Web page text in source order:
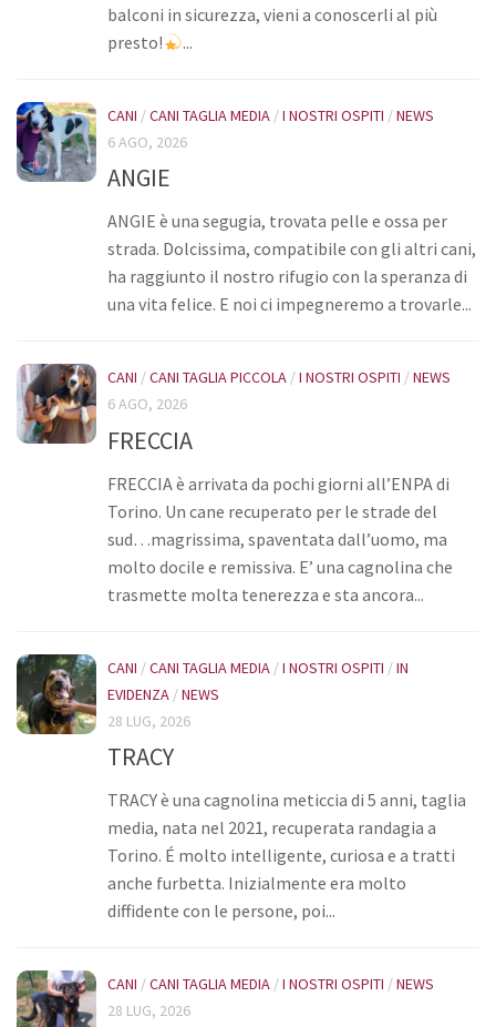
I nostri ospiti
Cani
Cani taglia grande
Cani taglia media
Cani taglia piccola
Diventa volontario
Diventa socio
Donazioni
Ambulatorio veterinario
Link
Contatti
balconi in sicurezza, vieni a conoscerli al più
presto!
...
CANI /CANI TAGLIA MEDIA /I NOSTRI OSPITI /NEWS
6 AGO, 2026
ANGIE
ANGIE è una segugia, trovata pelle e ossa per
strada. Dolcissima, compatibile con gli altri cani,
ha raggiunto il nostro rifugio con la speranza di
una vita felice. E noi ci impegneremo a trovarle...
CANI /CANI TAGLIA PICCOLA /I NOSTRI OSPITI /NEWS
6 AGO, 2026
FRECCIA
FRECCIA è arrivata da pochi giorni all’ENPA di
Torino. Un cane recuperato per le strade del
sud…magrissima, spaventata dall’uomo, ma
molto docile e remissiva. E’ una cagnolina che
trasmette molta tenerezza e sta ancora...
CANI /CANI TAGLIA MEDIA /I NOSTRI OSPITI /IN
EVIDENZA /NEWS
28 LUG, 2026
TRACY
TRACY è una cagnolina meticcia di 5 anni, taglia
media, nata nel 2021, recuperata randagia a
Torino. É molto intelligente, curiosa e a tratti
anche furbetta. Inizialmente era molto
diffidente con le persone, poi...
CANI /CANI TAGLIA MEDIA /I NOSTRI OSPITI /NEWS
28 LUG, 2026